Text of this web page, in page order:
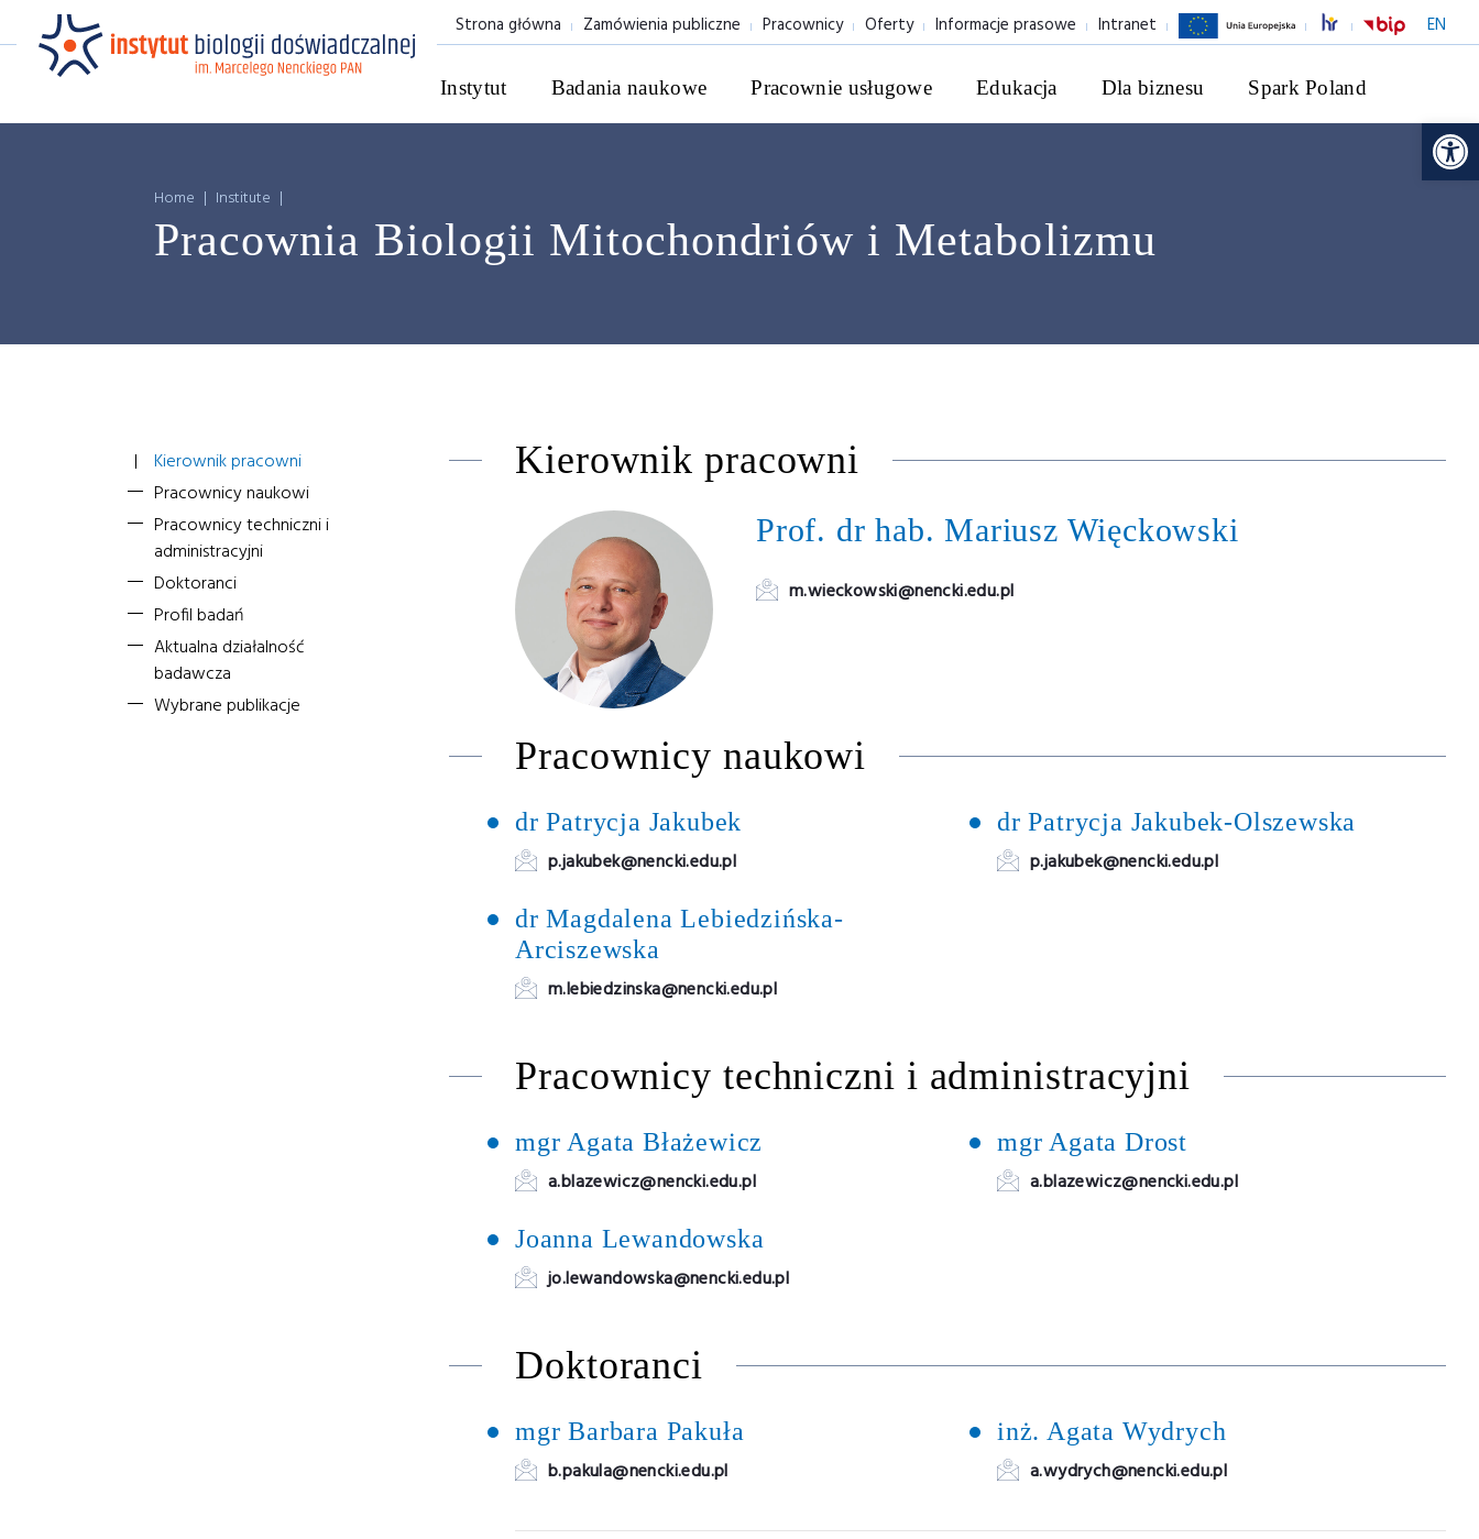
EN
Strona główna Zamówienia publiczne Pracownicy Oferty Informacje prasowe Intranet
Instytut Badania naukowe Pracownie usługowe Edukacja Dla biznesu Spark Poland
Home | Institute |
Pracownia Biologii Mitochondriów i Metabolizmu
Kierownik pracowni
Pracownicy naukowi
Pracownicy techniczni i
administracyjni
Doktoranci
Profil badań
Aktualna działalność
badawcza
Wybrane publikacje
Kierownik pracowni
Prof. dr hab. Mariusz Więckowski
m.wieckowski@nencki.edu.pl
Pracownicy naukowi
dr Patrycja Jakubek
p.jakubek@nencki.edu.pl
dr Patrycja Jakubek-Olszewska
p.jakubek@nencki.edu.pl
dr Magdalena Lebiedzińska-
Arciszewska
m.lebiedzinska@nencki.edu.pl
Pracownicy techniczni i administracyjni
mgr Agata Błażewicz
a.blazewicz@nencki.edu.pl
mgr Agata Drost
a.blazewicz@nencki.edu.pl
Joanna Lewandowska
jo.lewandowska@nencki.edu.pl
Doktoranci
mgr Barbara Pakuła
b.pakula@nencki.edu.pl
inż. Agata Wydrych
a.wydrych@nencki.edu.pl